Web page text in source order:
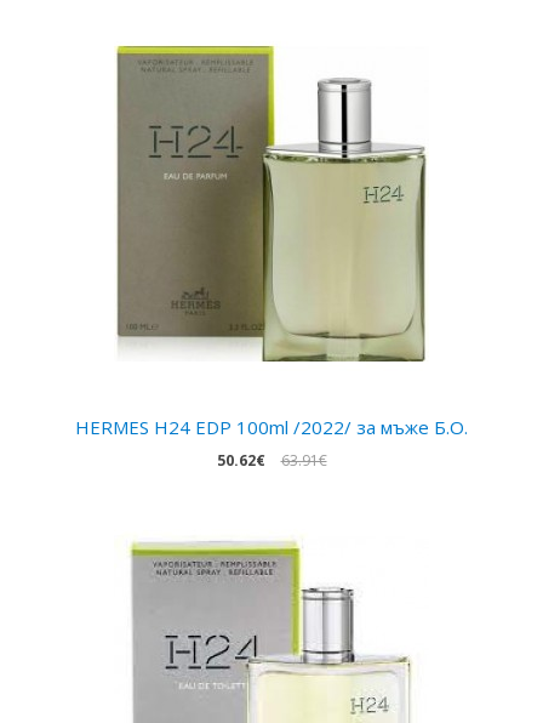
HERMES H24 EDP 100ml /2022/ за мъже Б.О.
50.62€ 63.91€